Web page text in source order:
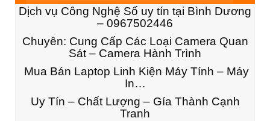
Dịch vụ Công Nghệ Số uy tín tại Bình Dương
– 0967502446
Chuyên: Cung Cấp Các Loại Camera Quan
Sát – Camera Hành Trình
Mua Bán Laptop Linh Kiện Máy Tính – Máy
In…
Uy Tín – Chất Lượng – Gía Thành Cạnh
Tranh